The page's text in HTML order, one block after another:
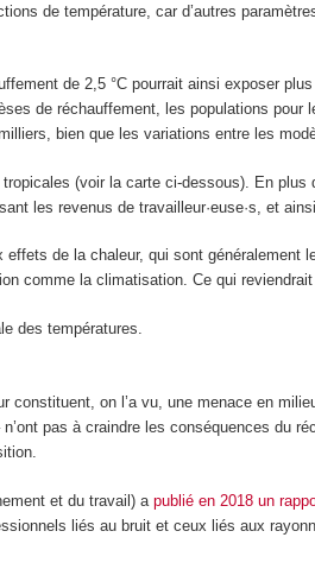
de température, car d’autres
de 2,5 °C pourrait ainsi exposer
de réchauffement, les populations
bien que les variations entre les
(voir la carte ci-dessous). En
les revenus de travailleur·euse·s, et
de la chaleur, qui sont
comme la climatisation. Ce qui
des températures.
on l’a vu, une menace en
pas à craindre les conséquences du
et du travail) apublié en 2018 un
liés au bruit et ceux liés aux